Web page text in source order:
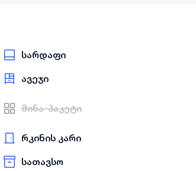
სარდაფი
ავეჯი
მინა-პაკეტი
რკინის კარი
სათავსო